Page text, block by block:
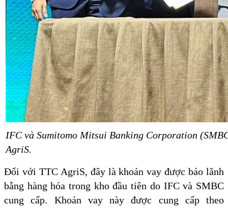
IFC và Sumitomo Mitsui Banking Corporation
AgriS.
Đối với TTC AgriS, đây là khoản vay được bảo lãnh
bằng hàng hóa trong kho đầu tiên do IFC và SMBC
cung cấp. Khoản vay này được cung cấp theo